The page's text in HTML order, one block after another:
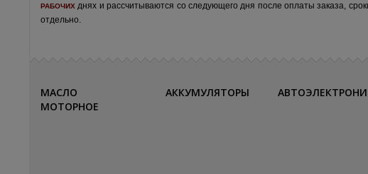
РАБОЧИХ днях и рассчитываются со следующего дня после оплаты заказа,
отдельно.
МАСЛО
МОТОРНОЕ
АККУМУЛЯТОРЫ